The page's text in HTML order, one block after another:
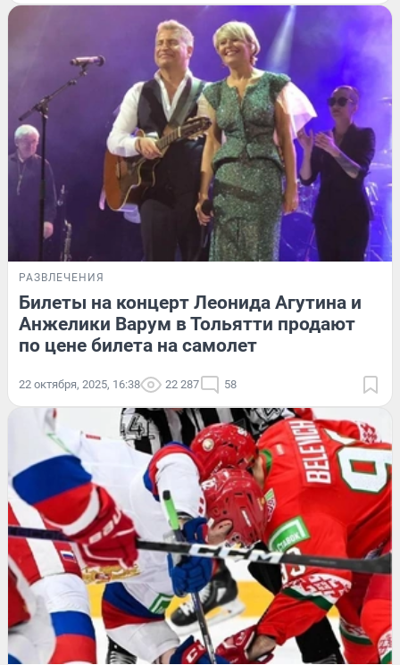
РАЗВЛЕЧЕНИЯ
Билеты на концерт Леонида Агутина и
Анжелики Варум в Тольятти продают
по цене билета на самолет
22 октября, 2025, 16:38 22 287 58